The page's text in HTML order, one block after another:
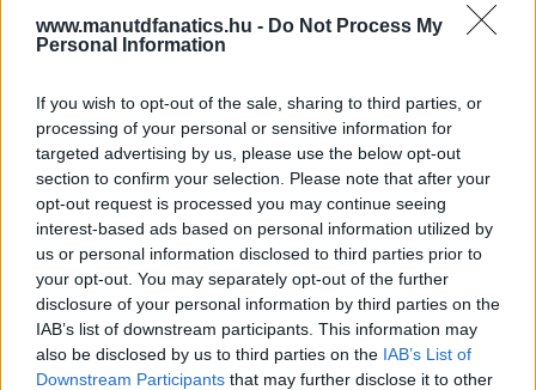
www.manutdfanatics.hu - Do Not Process My
Personal Information
If you wish to opt-out of the sale, sharing to third parties, or
processing of your personal or sensitive information for
targeted advertising by us, please use the below opt-out
section to confirm your selection. Please note that after your
opt-out request is processed you may continue seeing
interest-based ads based on personal information utilized by
us or personal information disclosed to third parties prior to
your opt-out. You may separately opt-out of the further
disclosure of your personal information by third parties on the
IAB’s list of downstream participants. This information may
also be disclosed by us to third parties on the IAB’s List of
Downstream Participants that may further disclose it to other
Meccs Center
Paris Saint-Germainvs
Manchester United